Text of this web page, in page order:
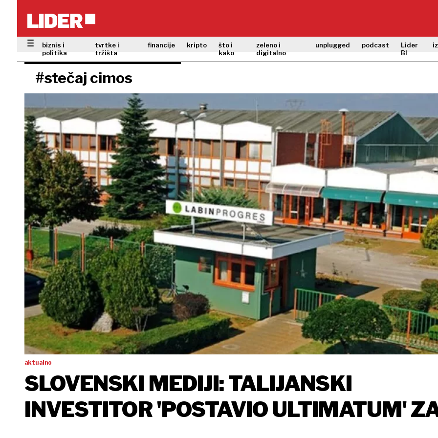
biznis i
politika
tvrtke i
tržišta
financije kripto
što i
kako
zeleno i
digitalno
unplugged podcast
Lider
BI
#stečaj cimos
aktualno
SLOVENSKI MEDIJI: TALIJANSKI
INVESTITOR 'POSTAVIO ULTIMATUM'